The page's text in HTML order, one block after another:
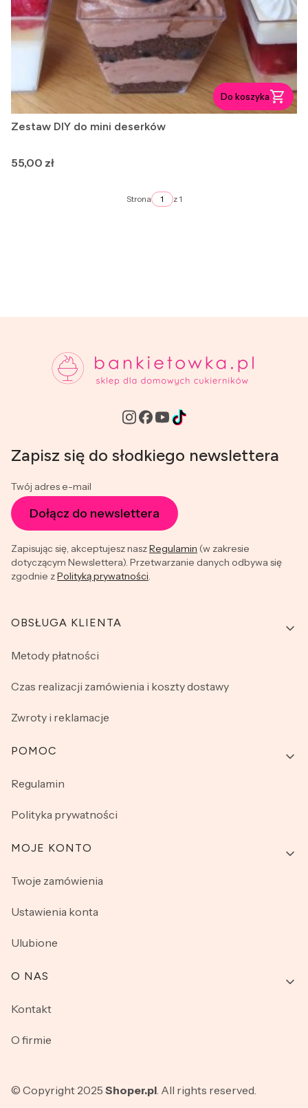
Do koszyka
Zestaw DIY do mini deserków
Cena
55,00 zł
Strona z 1
Zapisz się do słodkiego newslettera
Twój adres e-mail
Dołącz do newslettera
Zapisując się, akceptujesz naszRegulamin (w zakresie
dotyczącym Newslettera). Przetwarzanie danych odbywa się
zgodnie zPolityką prywatności.
Linki w stopce
OBSŁUGA KLIENTA
Metody płatności
Czas realizacji zamówienia i koszty dostawy
Zwroty i reklamacje
POMOC
Regulamin
Polityka prywatności
MOJE KONTO
Twoje zamówienia
Ustawienia konta
Ulubione
O NAS
Kontakt
O firmie
© Copyright 2025 Shoper.pl. All rights reserved.